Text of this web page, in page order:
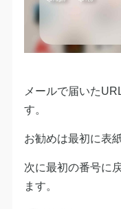
メールで届いた
す。
お勧めは最初に表
次に最初の番号に
ます。